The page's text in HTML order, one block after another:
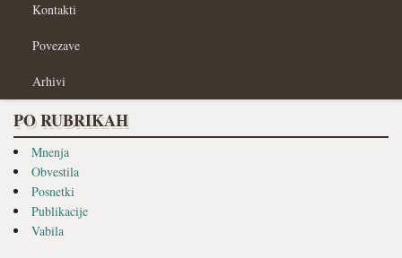
Kontakti
Povezave
Arhivi
PO RUBRIKAH
Mnenja
Obvestila
Posnetki
Publikacije
Vabila